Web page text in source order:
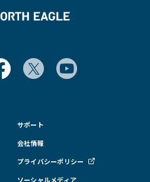
サポート
会社情報
プライバシーポリシー
ソーシャルメディア